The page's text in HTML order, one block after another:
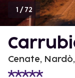
1 /72
Cenate,